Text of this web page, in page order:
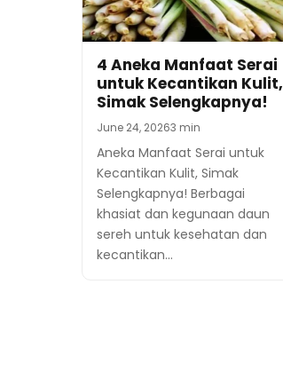
4 Aneka Manfaat Serai
untuk Kecantikan Kulit,
Simak Selengkapnya!
June 24, 20263 min
Aneka Manfaat Serai untuk
Kecantikan Kulit, Simak
Selengkapnya! Berbagai
khasiat dan kegunaan daun
sereh untuk kesehatan dan
kecantikan…